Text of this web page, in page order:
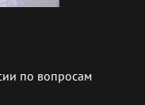
по вопросам